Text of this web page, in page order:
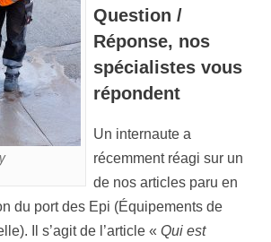
Question /
Réponse, nos
spécialistes vous
répondent
Un internaute a
récemment réagi sur un
de nos articles paru en
du port des Epi (Équipements de
Il s’agit de l’article « Qui est